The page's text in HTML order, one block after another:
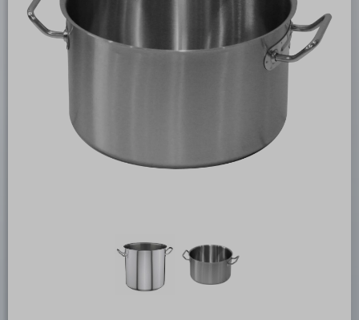
Salamandry
Regálový systém
vodní lázně
REDFOX 700
REDFOX 900